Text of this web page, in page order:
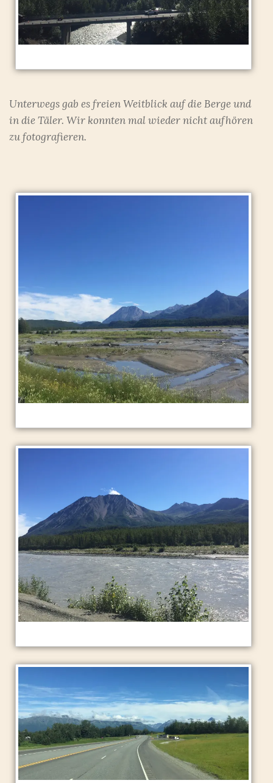
Unterwegs gab es freien Weitblick auf die Berge und
in die Täler. Wir konnten mal wieder nicht aufhören
zu fotografieren.